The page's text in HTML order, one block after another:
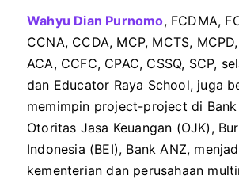
Wahyu Dian Purnomo, FCDMA,
CCNA, CCDA, MCP, MCTS,
ACA, CCFC, CPAC, CSSQ, SCP,
dan Educator Raya School, juga
memimpin project-project di Bank
Otoritas Jasa Keuangan (OJK),
Indonesia (BEI), Bank ANZ,
kementerian dan perusahaan